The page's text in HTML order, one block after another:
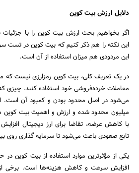
دلایل ارزش بیت کوین
اگر بخواهیم بحث ارزش بیت کوین را با جزئیات
این نکته را هم ذکر کنیم که بیت کوین در تست
این مردودی هم میزان استفاده از آن است.
در یک تعریف کلی، بیت کوین رمز‌ارزی نیست که
معاملات خرده‌فروشی خود استفاده کنند. چیزی
میلیون محدود شده و ارزش و اهمیت بیت کوین
با کاهش عرضه، تقاضا برای ارز دیجیتال
تابع صعودی باعث می‌شود تا سرمایه گذاری روی
یکی از مؤثرترین موارد استفاده از بیت کوین در
افزایش سرعت و کاهش هزینه‌ها است. برخی از